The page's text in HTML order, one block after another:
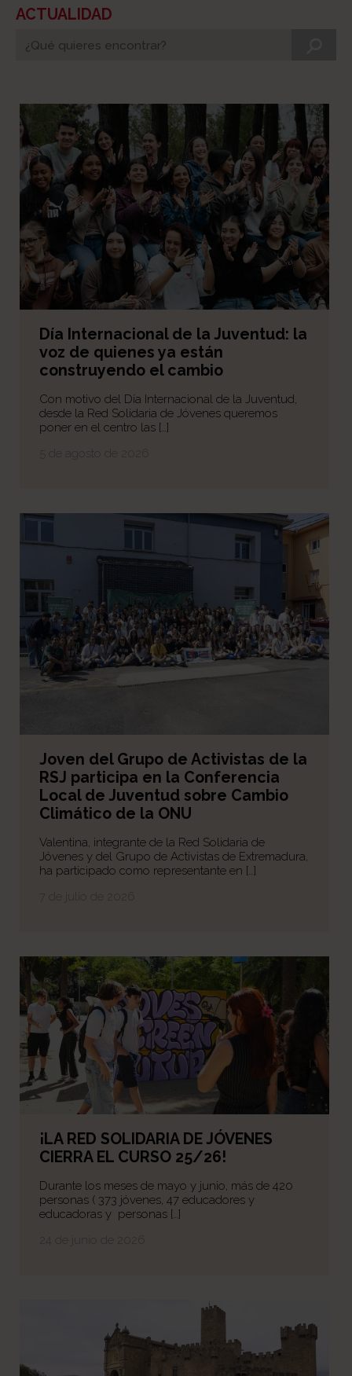
ACTUALIDAD
Día Internacional de la Juventud: la
voz de quienes ya están
construyendo el cambio
Con motivo del Día Internacional de la Juventud,
desde la Red Solidaria de Jóvenes queremos
poner en el centro las […]
Joven del Grupo de Activistas de la
RSJ participa en la Conferencia
Local de Juventud sobre Cambio
Climático de la ONU
Valentina, integrante de la Red Solidaria de
Jóvenes y del Grupo de Activistas de Extremadura,
ha participado como representante en […]
¡LA RED SOLIDARIA DE JÓVENES
CIERRA EL CURSO 25/26!
Durante los meses de mayo y junio, más de 420
personas ( 373 jóvenes, 47 educadores y
educadoras y personas […]